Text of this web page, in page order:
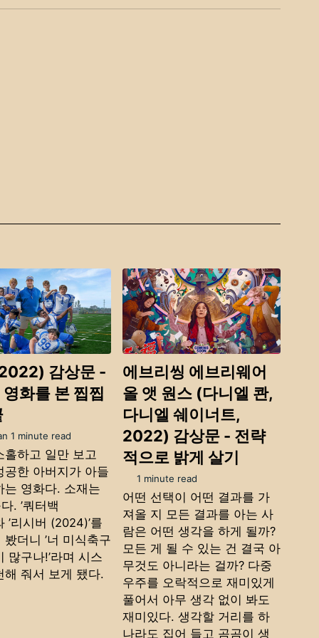
감상문 -
화를 본 찝찝
1 minute read
홀하고 일만 보고
공한 아버지가 아들
는 영화다. 소재는
. ’쿼터백
’리시버 (2024)’를
더니 ’너 미식축구
많구나!’라며 시스
해 줘서 보게 됐다.
에브리씽 에브리웨어
올 앳 원스 (다니엘 콴,
다니엘 쉐이너트,
2022) 감상문 - 전략
적으로 밝게 살기
1 minute read
어떤 선택이 어떤 결과를 가
져올 지 모든 결과를 아는 사
람은 어떤 생각을 하게 될까?
모든 게 될 수 있는 건 결국 아
무것도 아니라는 걸까? 다중
우주를 오락적으로 재미있게
풀어서 아무 생각 없이 봐도
재미있다. 생각할 거리를 하
나라도 집어 들고 곰곰이 생